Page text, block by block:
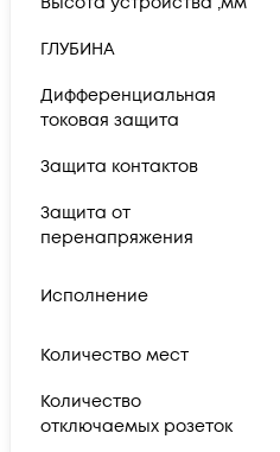
ГЛУБИНА
Дифференциальная
токовая защита
Защита контактов
Защита от
перенапряжения
Исполнение
Количество мест
Количество
отключаемых розеток